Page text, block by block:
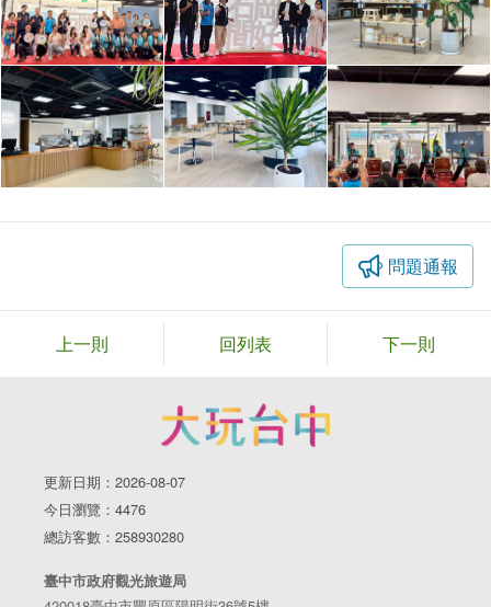
問題通報
上一則 回列表 下一則
更新日期：2026-08-07
今日瀏覽：4476
總訪客數：258930280
臺中市政府觀光旅遊局